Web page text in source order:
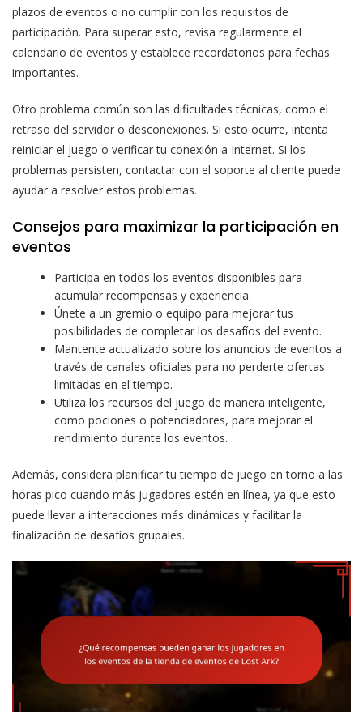
plazos de eventos o no cumplir con los requisitos de
participación. Para superar esto, revisa regularmente el
calendario de eventos y establece recordatorios para fechas
importantes.
Otro problema común son las dificultades técnicas, como el
retraso del servidor o desconexiones. Si esto ocurre, intenta
reiniciar el juego o verificar tu conexión a Internet. Si los
problemas persisten, contactar con el soporte al cliente puede
ayudar a resolver estos problemas.
Consejos para maximizar la participación en
eventos
Participa en todos los eventos disponibles para
acumular recompensas y experiencia.
Únete a un gremio o equipo para mejorar tus
posibilidades de completar los desafíos del evento.
Mantente actualizado sobre los anuncios de eventos a
través de canales oficiales para no perderte ofertas
limitadas en el tiempo.
Utiliza los recursos del juego de manera inteligente,
como pociones o potenciadores, para mejorar el
rendimiento durante los eventos.
Además, considera planificar tu tiempo de juego en torno a las
horas pico cuando más jugadores estén en línea, ya que esto
puede llevar a interacciones más dinámicas y facilitar la
finalización de desafíos grupales.